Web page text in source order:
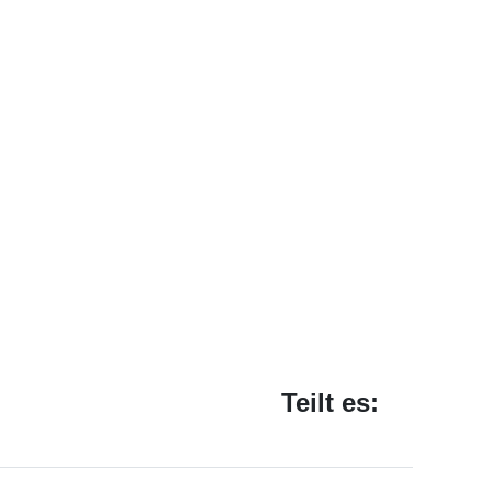
Teilt es: